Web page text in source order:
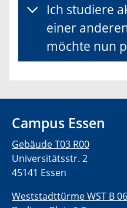
Ich studiere
einer
möchte nun
Campus Essen
Gebäude T03 R00
Universitätsstr. 2
45141 Essen
Weststadttürme WST B